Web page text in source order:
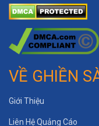
VỀ GHIỀN
Giới Thiệu
Liên Hệ Quảng Cáo